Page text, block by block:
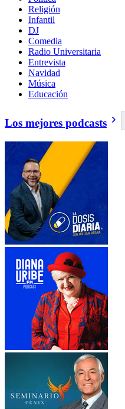
Religión
Infantil
DJ
Comedia
Radio Universitaria
Entrevista
Navidad
Música
Educación
Los mejores podcasts